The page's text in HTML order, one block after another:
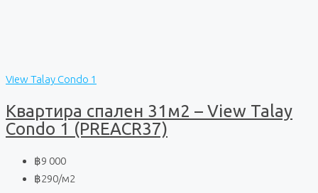
View Talay Condo 1
Квартира спален 31м2 – View Talay
Condo 1 (PREACR37)
฿9 000
฿290/м2